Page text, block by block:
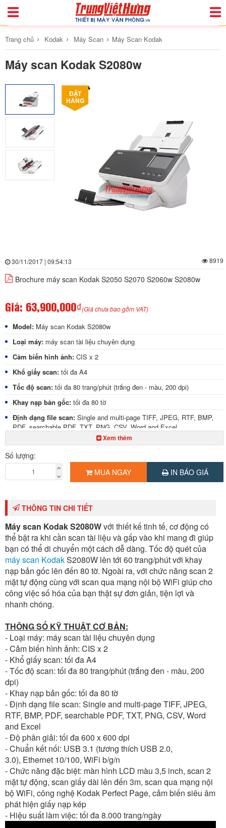
Toggle
Trang chủ › Kodak › Máy Scan › Máy Scan Kodak
Máy scan Kodak S2080w
ĐẶT
HÀNG
30/11/2017 | 09:54:13 8919
Brochure máy scan Kodak S2050 S2070 S2060w S2080w
Giá: 63,900,000₫(Giá chưa bao gồm VAT)
Model: Máy scan Kodak S2080w
Loại máy: máy scan tài liệu chuyên dụng
Cảm biến hình ảnh: CIS x 2
Khổ giấy scan: tối đa A4
Tốc độ scan: tối đa 80 trang/phút (trắng đen - màu, 200 dpi)
Khay nạp bản gốc: tối đa 80 tờ
Định dạng file scan: Single and multi-page TIFF, JPEG, RTF, BMP,
PDF, searchable PDF, TXT, PNG, CSV, Word and Excel
tối đa 600 x 600 dpi
Chuẩn kết nối:
wifi b/g/n
Chức năng đặc biệt:màn hình LCD cảm ứng 3,5 inch, scan 2 mặt tự
scan đến thiết bị di động, công nghệ Kodak Perfect Page, cảm biến
siêu âm phát hiện giấy nạp kép
Hiệu suất làm việc:tối đa 8.000 trang/ngày
Kích thước:312 x 204 x 182,5 (mm)
Trọng lượng: 3,3 kg
Xuất xứ:Trung Quốc (Hãng Kodak - Mỹ)
Bảo hành:12 tháng
Giao hàng:Miễn phí TP.HCM
Xem thêm
Số lượng:
MUA NGAY
IN BÁO GIÁ
THÔNG TIN CHI TIẾT
Máy scan Kodak S2080Wvới thiết kế tinh tế, cơ động có
thể bật ra khi cần scan tài liệu và gấp vào khi mang đi giúp
bạn có thể di chuyển một cách dễ dàng. Tốc độ quét của
máy scan KodakS2080W lên tới 60 trang/phút với khay
nạp bản gốc lên đến 80 tờ. Ngoài ra, với chức năng scan 2
mặt tự động cùng với scan qua mạng nội bộ WiFi giúp cho
công việc số hóa của bạn thật sự đơn giản, tiện lợi và
nhanh chóng.
THÔNG SỐ KỸ THUẬT CƠ BẢN:
- Loại máy: máy scan tài liệu chuyên dụng
- Cảm biến hình ảnh: CIS x 2
- Khổ giấy scan: tối đa A4
- Tốc độ scan: tối đa 80 trang/phút (trắng đen - màu, 200
dpi)
- Khay nạp bản gốc: tối đa 80 tờ
- Định dạng file scan: Single and multi-page TIFF, JPEG,
RTF, BMP, PDF, searchable PDF, TXT, PNG, CSV, Word
and Excel
- Độ phân giải: tối đa 600 x 600 dpi
- Chuẩn kết nối: USB 3.1 (tương thích USB 2.0,
3.0), Ethernet 10/100, WiFi b/g/n
- Chức năng đặc biệt: màn hình LCD màu 3,5 inch, scan 2
mặt tự động, scan giấy dài lên đến 3m, scan qua mạng nội
bộ WiFi, công nghệ Kodak Perfect Page, cảm biến siêu âm
phát hiện giấy nạp kép
- Hiệu suất làm việc: tối đa 8.000 trang/ngày